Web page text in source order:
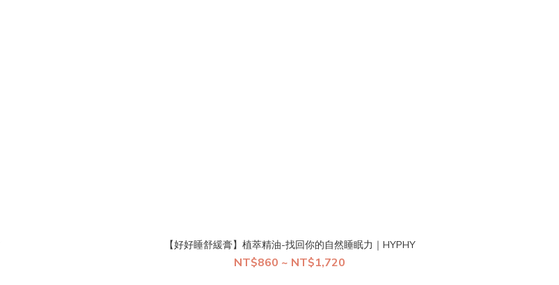
【好好睡舒緩膏】植萃精油-找回你的自然睡眠力｜HYPHY
NT$860 ~ NT$1,720